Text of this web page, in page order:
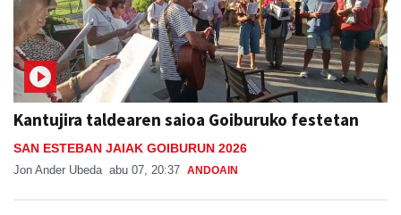
Kantujira taldearen saioa Goiburuko festetan
SAN ESTEBAN JAIAK GOIBURUN 2026
Jon Ander Ubeda abu 07, 20:37 ANDOAIN